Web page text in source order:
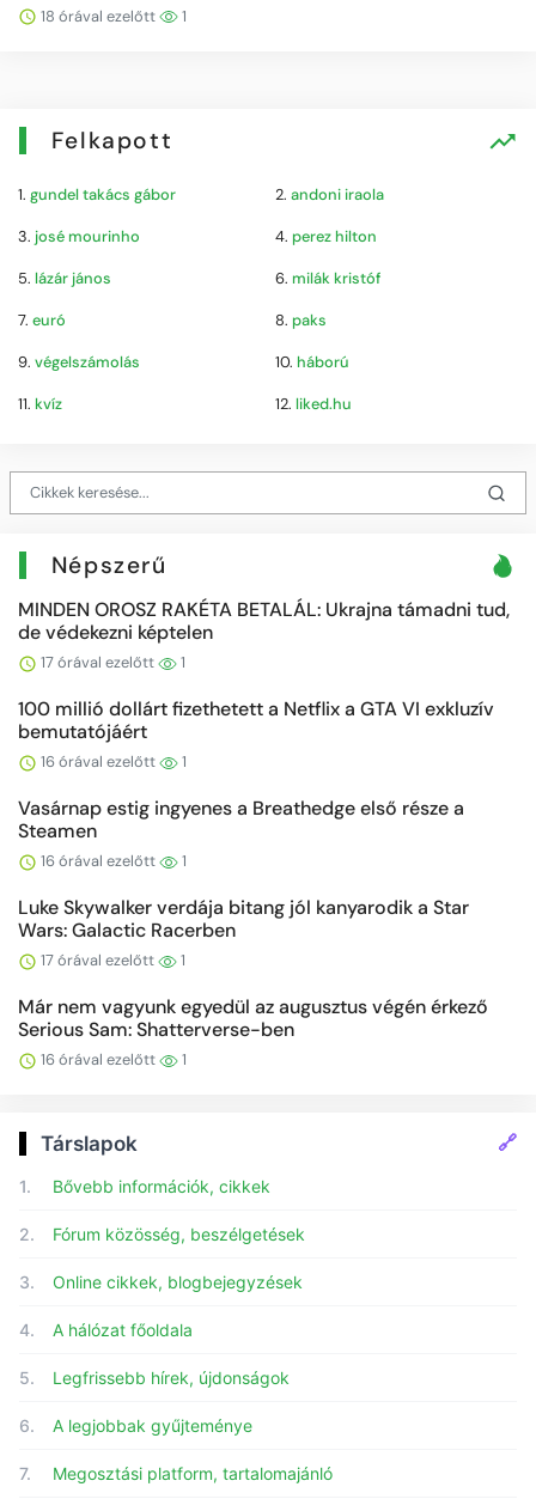
18 órával ezelőtt 1
Felkapott
1. gundel takács gábor 2. andoni iraola
3. josé mourinho 4. perez hilton
5. lázár jános 6. milák kristóf
7. euró 8. paks
9. végelszámolás 10. háború
11. kvíz 12. liked.hu
Népszerű
MINDEN OROSZ RAKÉTA BETALÁL: Ukrajna támadni tud,
de védekezni képtelen
17 órával ezelőtt 1
100 millió dollárt fizethetett a Netflix a GTA VI exkluzív
bemutatójáért
16 órával ezelőtt 1
Vasárnap estig ingyenes a Breathedge első része a
Steamen
16 órával ezelőtt 1
Luke Skywalker verdája bitang jól kanyarodik a Star
Wars: Galactic Racerben
17 órával ezelőtt 1
Már nem vagyunk egyedül az augusztus végén érkező
Serious Sam: Shatterverse-ben
16 órával ezelőtt 1
Társlapok 🔗
1. Bővebb információk, cikkek
2. Fórum közösség, beszélgetések
3. Online cikkek, blogbejegyzések
4. A hálózat főoldala
5. Legfrissebb hírek, újdonságok
6. A legjobbak gyűjteménye
7. Megosztási platform, tartalomajánló